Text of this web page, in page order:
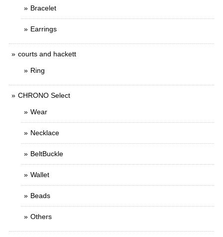
Bracelet
Earrings
courts and hackett
Ring
CHRONO Select
Wear
Necklace
BeltBuckle
Wallet
Beads
Others